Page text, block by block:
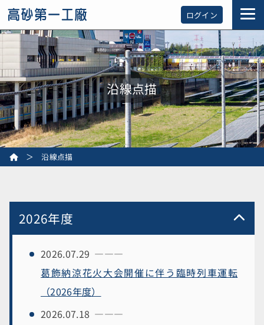
ログイン
沿線点描
＞ 沿線点描
2026年度
2026.07.29
葛飾納涼花火大会開催に伴う臨時列車運転
（2026年度）
2026.07.18